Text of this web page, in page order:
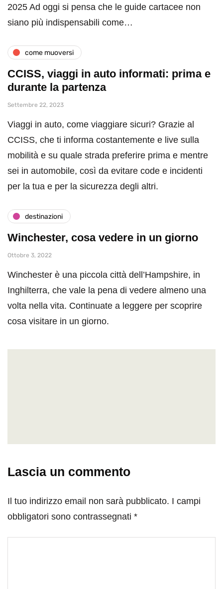
2025 Ad oggi si pensa che le guide cartacee non
siano più indispensabili come…
come muoversi
CCISS, viaggi in auto informati: prima e
durante la partenza
Settembre 22, 2023
Viaggi in auto, come viaggiare sicuri? Grazie al
CCISS, che ti informa costantemente e live sulla
mobilità e su quale strada preferire prima e mentre
sei in automobile, così da evitare code e incidenti
per la tua e per la sicurezza degli altri.
destinazioni
Winchester, cosa vedere in un giorno
Ottobre 3, 2022
Winchester è una piccola città dell’Hampshire, in
Inghilterra, che vale la pena di vedere almeno una
volta nella vita. Continuate a leggere per scoprire
cosa visitare in un giorno.
Lascia un commento
Il tuo indirizzo email non sarà pubblicato. I campi
obbligatori sono contrassegnati *